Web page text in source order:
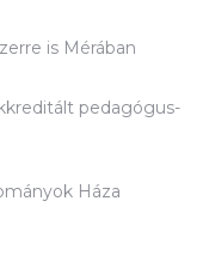
is Mérában
pedagógus-
Háza